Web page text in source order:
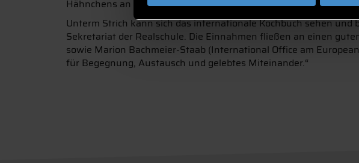
Hähnchens an einen Sonntag im Kreise seiner griechischen
Unterm Strich kann sich das internationale Kochbuch sehen
Sekretariat der Realschule. Die Einnahmen fließen an einen
sowie Marion Bachmeier-Staab (International Office am
für Begegnung, Austausch und gelebtes Miteinander.“